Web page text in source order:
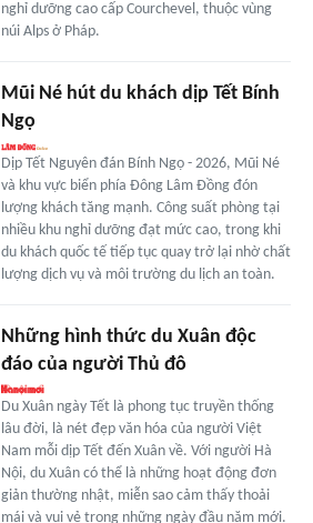
nghỉ dưỡng cao cấp Courchevel, thuộc vùng
núi Alps ở Pháp.
Mũi Né hút du khách dịp Tết Bính
Ngọ
Dịp Tết Nguyên đán Bính Ngọ - 2026, Mũi Né
và khu vực biển phía Đông Lâm Đồng đón
lượng khách tăng mạnh. Công suất phòng tại
nhiều khu nghỉ dưỡng đạt mức cao, trong khi
du khách quốc tế tiếp tục quay trở lại nhờ chất
lượng dịch vụ và môi trường du lịch an toàn.
Những hình thức du Xuân độc
đáo của người Thủ đô
Du Xuân ngày Tết là phong tục truyền thống
lâu đời, là nét đẹp văn hóa của người Việt
Nam mỗi dịp Tết đến Xuân về. Với người Hà
Nội, du Xuân có thể là những hoạt động đơn
giản thường nhật, miễn sao cảm thấy thoải
mái và vui vẻ trong những ngày đầu năm mới.